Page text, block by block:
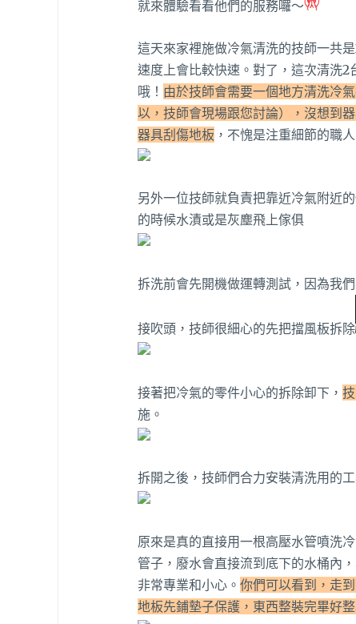
就來體驗看看他們的服務囉～
這天來家裡施做冷氣清洗的技師一共
速度上會比較快速。對了，這次清洗
哦！ 由於技師會需要一個地方清洗冷
以，技師會現場跟您討論），沒想到
器具刮傷地板 ，不愧是注重細節的職人
另外一位技師就負責把靠近冷氣附近
的時候水漬或是灰塵飛上傢俱
拆洗前會先開機做運轉測試，因為我
接吹頭，技師很細心的先把擋風板拆除
接著把冷氣的零件小心的拆除卸下，
施。
拆開之後，技師們合力安裝清洗用的
原來是真的直接用一根高壓水管噴洗
管子，廢水會直接流到底下的水桶內
非常專業和小心。 你們可以看到，走
地板先鋪墊子保護，東西整裝完畢好